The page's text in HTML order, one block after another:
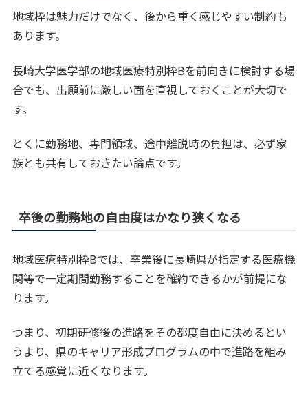
地域枠は魅力だけでなく、後から重く感じやすい制約も
あります。
長崎大学医学部の地域医療特別枠Bを前向きに検討する場
合でも、出願前に厳しい面を直視しておくことが大切で
す。
とくに勤務地、専門領域、途中離脱時の負担は、必ず家
族とも共有しておきたい論点です。
卒後の勤務地の自由度はかなり狭くなる
地域医療特別枠Bでは、卒業後に長崎県が指定する医療機
関等で一定期間勤務することを確約できるかが前提にな
ります。
つまり、初期研修後の進路をその都度自由に決めるとい
うより、県のキャリア形成プログラムの中で進路を組み
立てる感覚に近くなります。